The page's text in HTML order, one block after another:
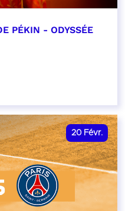
PÉKIN - ODYSSÉE
20 Févr.